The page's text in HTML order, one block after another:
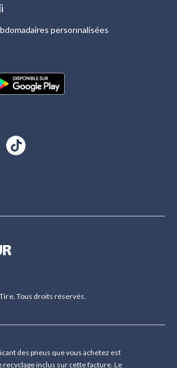
personnalisées
Tous droits réservés.
des pneus que vous achetez est
recyclage inclus sur cette facture. Le